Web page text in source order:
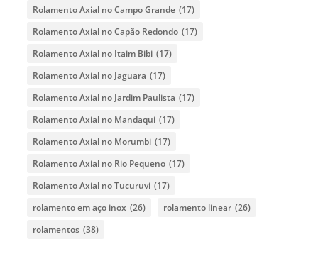
Rolamento Axial no Campo Grande (17)
Rolamento Axial no Capão Redondo (17)
Rolamento Axial no Itaim Bibi (17)
Rolamento Axial no Jaguara (17)
Rolamento Axial no Jardim Paulista (17)
Rolamento Axial no Mandaqui (17)
Rolamento Axial no Morumbi (17)
Rolamento Axial no Rio Pequeno (17)
Rolamento Axial no Tucuruvi (17)
rolamento em aço inox (26) rolamento linear (26)
rolamentos (38)